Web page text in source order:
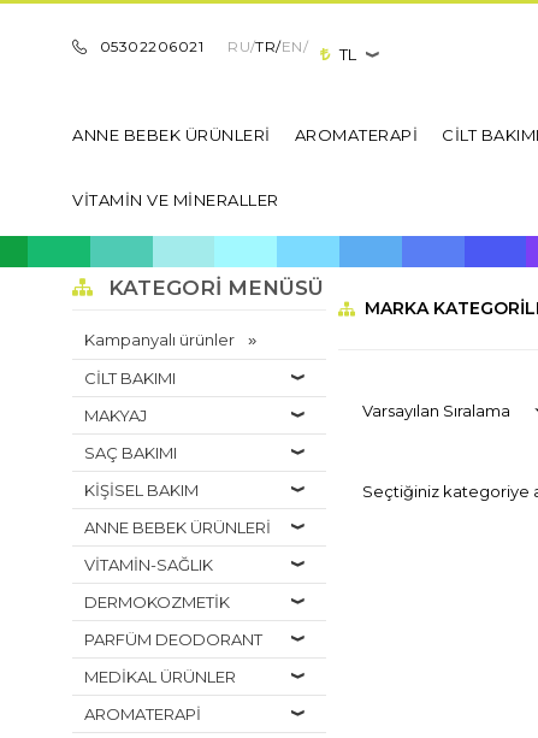
05302206021 RU/TR/EN/ TL
ANNE BEBEK ÜRÜNLERİ AROMATERAPİ CİLT BAKIMI
VİTAMİN VE MİNERALLER
KATEGORI MENÜSÜ
Kampanyalı ürünler
CİLT BAKIMI
MAKYAJ
SAÇ BAKIMI
KİŞİSEL BAKIM
ANNE BEBEK ÜRÜNLERİ
VİTAMİN-SAĞLIK
DERMOKOZMETİK
PARFÜM DEODORANT
MEDİKAL ÜRÜNLER
AROMATERAPİ
MARKA
Seçtiğiniz kategoriye